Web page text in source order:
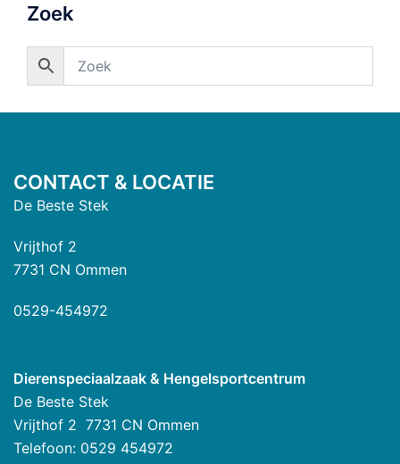
Zoek
CONTACT & LOCATIE
De Beste Stek
Vrijthof 2
7731 CN Ommen
0529-454972
Dierenspeciaalzaak & Hengelsportcentrum
De Beste Stek
Vrijthof 2 7731 CN Ommen
Telefoon: 0529 454972